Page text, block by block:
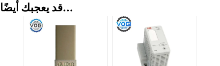
قد يعجبك أيضًا...